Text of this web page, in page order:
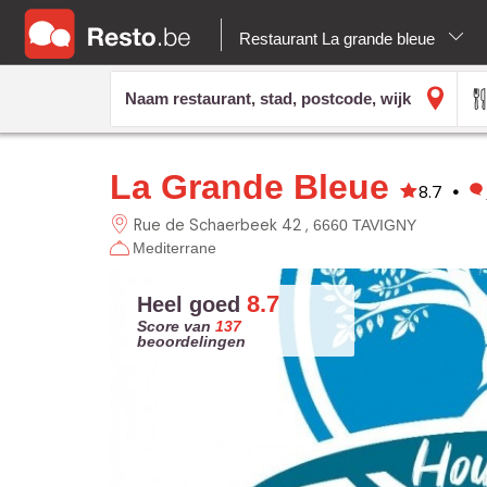
Restaurant La grande bleue
La Grande Bleue 8.7 •
Rue de Schaerbeek 42
6660 TAVIGNY
Mediterrane
Heel goed 8.7
Score van 137
beoordelingen